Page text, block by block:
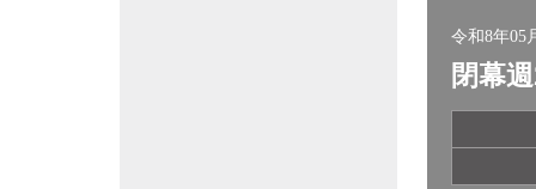
令和8年05
閉幕